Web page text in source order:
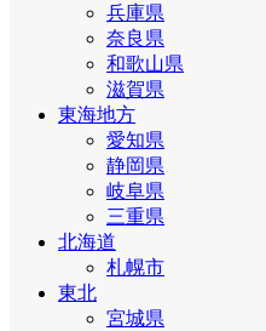
兵庫県
奈良県
和歌山県
滋賀県
東海地方
愛知県
静岡県
岐阜県
三重県
北海道
札幌市
東北
宮城県